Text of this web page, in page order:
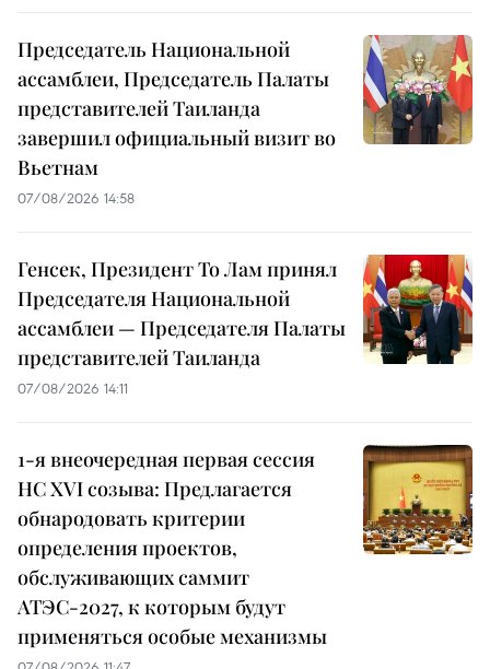
Председатель Национальной
ассамблеи, Председатель Палаты
представителей Таиланда
завершил официальный визит во
Вьетнам
07/08/2026 14:58
Генсек, Президент То Лам принял
Председателя Национальной
ассамблеи — Председателя Палаты
представителей Таиланда
07/08/2026 14:11
1-я внеочередная первая сессия
НС XVI созыва: Предлагается
обнародовать критерии
определения проектов,
обслуживающих саммит
АТЭС-2027, к которым будут
применяться особые механизмы